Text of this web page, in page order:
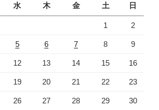
水 木 金 土 日
1 2
5 6 7 8 9
12 13 14 15 16
19 20 21 22 23
26 27 28 29 30